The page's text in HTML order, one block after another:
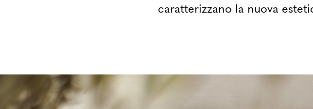
caratterizzano la nuova